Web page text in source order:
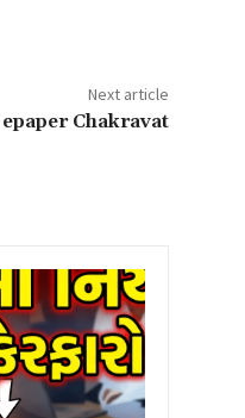
Next article
Chakravat